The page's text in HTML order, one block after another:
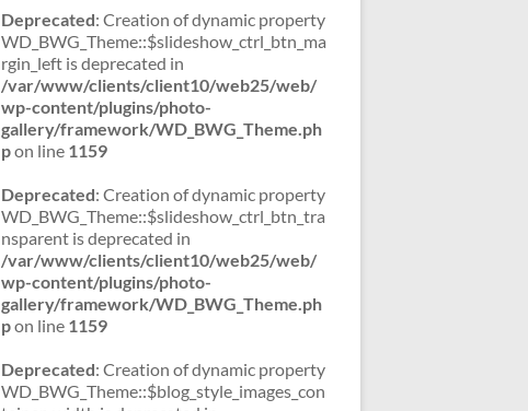
Deprecated: Creation of dynamic property
WD_BWG_Theme::$slideshow_ctrl_btn_ma
rgin_left is deprecated in
/var/www/clients/client10/web25/web/
wp-content/plugins/photo-
gallery/framework/WD_BWG_Theme.ph
pon line 1159
Deprecated: Creation of dynamic property
WD_BWG_Theme::$slideshow_ctrl_btn_tra
nsparent is deprecated in
/var/www/clients/client10/web25/web/
wp-content/plugins/photo-
gallery/framework/WD_BWG_Theme.ph
pon line 1159
Deprecated: Creation of dynamic property
WD_BWG_Theme::$blog_style_images_con